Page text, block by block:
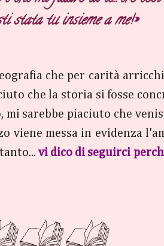
stata tu insieme a me!»
che per carità
che la storia si fosse
sarebbe piaciuto che
viene messa in evidenza
vi dico di seguirci